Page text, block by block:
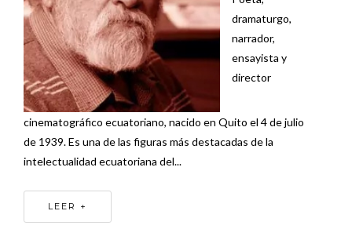
dramaturgo,
narrador,
ensayista y
director
cinematográfico ecuatoriano, nacido en Quito el 4 de julio
de 1939. Es una de las figuras más destacadas de la
intelectualidad ecuatoriana del...
LEER +